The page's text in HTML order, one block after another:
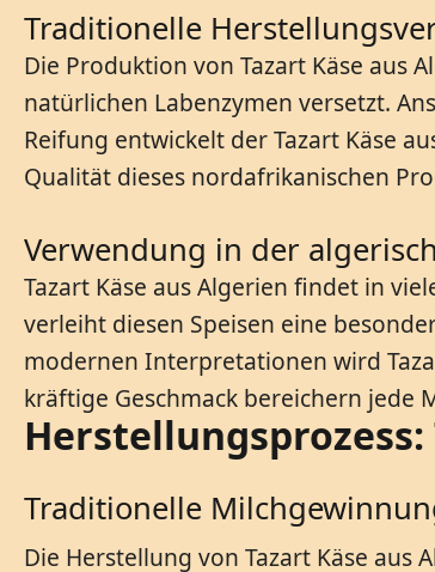
Traditionelle
Die Produktion von Tazart Käse aus
natürlichen Labenzymen versetzt.
Reifung entwickelt der Tazart Käse
Qualität dieses nordafrikanischen
Verwendung in der
Tazart Käse aus Algerien findet in
verleiht diesen Speisen eine
modernen Interpretationen wird
kräftige Geschmack bereichern jede
Herstellungsprozess:
Traditionelle
Die Herstellung von Tazart Käse